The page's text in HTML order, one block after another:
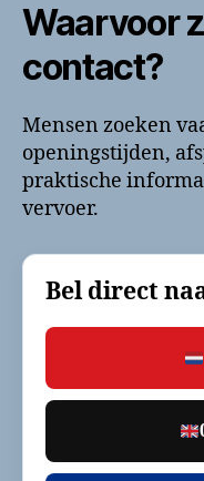
Waarvoor
contact?
Mensen zoeken
openingstijden,
praktische
vervoer.
Bel direct